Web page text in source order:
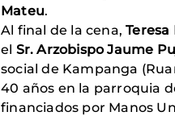
Mateu.
Al final de la cena,Teresa
el Sr. Arzobispo Jaume
social de Kampanga
40 años en la parroquia
financiados por Manos